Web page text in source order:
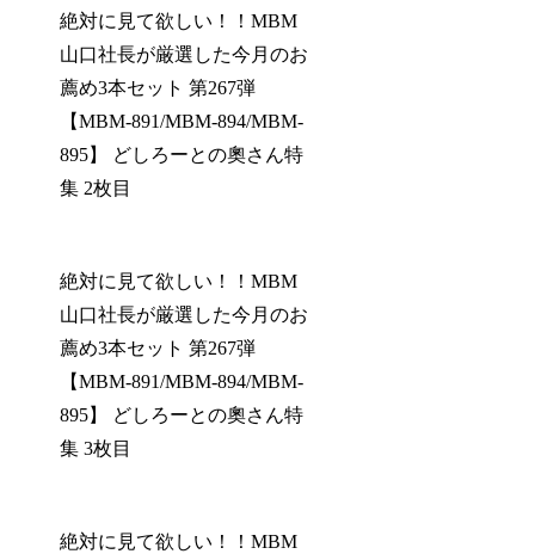
絶対に見て欲しい！！MBM
山口社長が厳選した今月のお
薦め3本セット 第267弾
【MBM-891/MBM-894/MBM-
895】 どしろーとの奧さん特
集 2枚目
絶対に見て欲しい！！MBM
山口社長が厳選した今月のお
薦め3本セット 第267弾
【MBM-891/MBM-894/MBM-
895】 どしろーとの奧さん特
集 3枚目
絶対に見て欲しい！！MBM